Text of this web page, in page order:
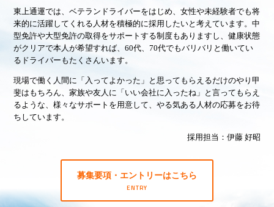
スタッフインタビュー：奥山 多恵子
スタッフインタビュー：松林 秀夫
東上通運では、ベテランドライバーをはじめ、女性や未経験者でも将
来的に活躍してくれる人材を積極的に採用したいと考えています。中
型免許や大型免許の取得をサポートする制度もありますし、健康状態
がクリアで本人が希望すれば、60代、70代でもバリバリと働いてい
るドライバーもたくさんいます。
現場で働く人間に「入ってよかった」と思ってもらえるだけのやり甲
斐はもちろん、家族や友人に「いい会社に入ったね」と言ってもらえ
るような、様々なサポートを用意して、やる気ある人材の応募をお待
ちしています。
採用担当：伊藤 好昭
募集要項・エントリーはこちら
ENTRY